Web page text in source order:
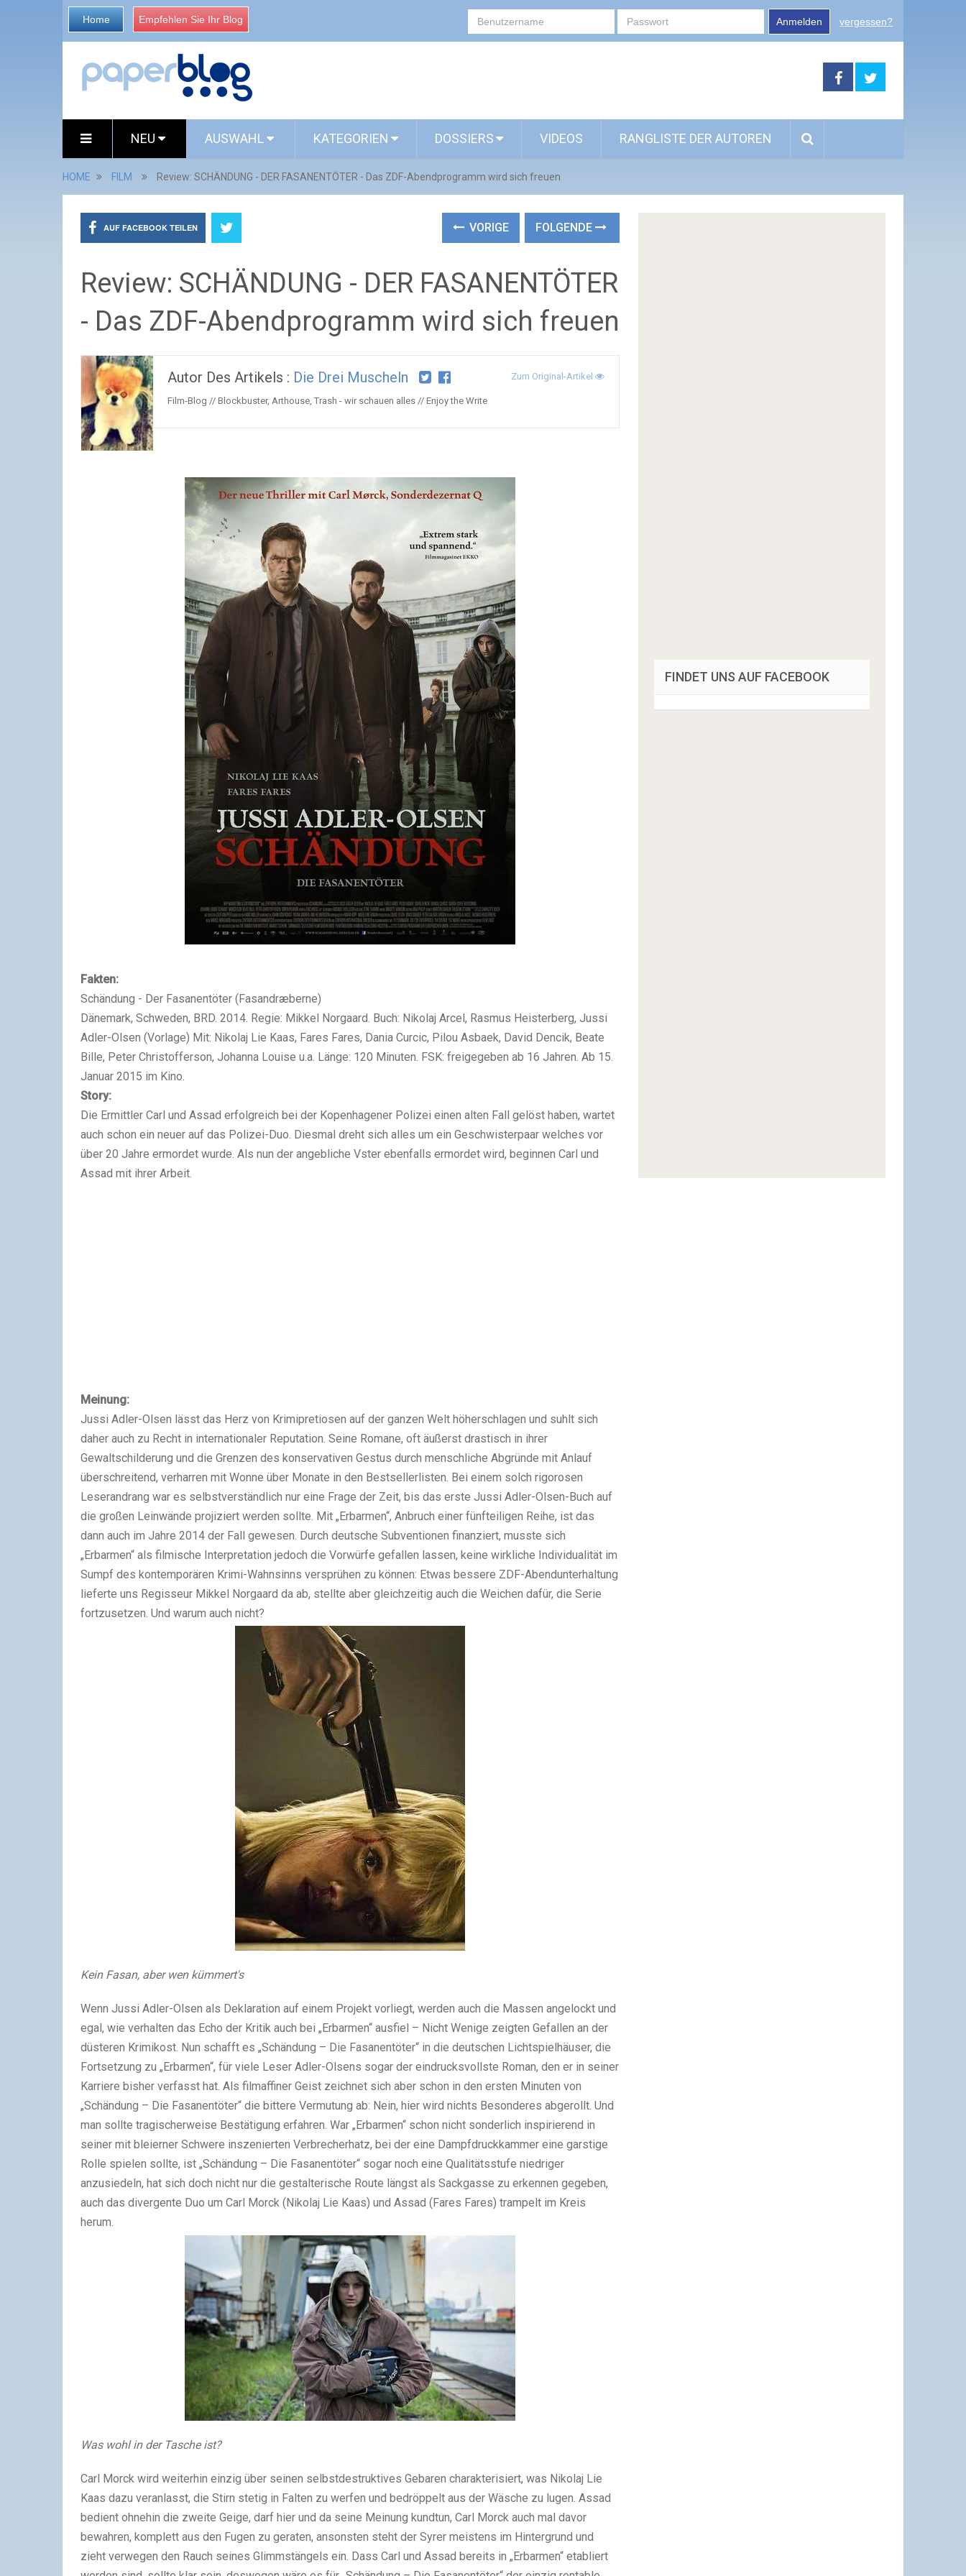
Home Empfehlen Sie Ihr Blog Anmelden vergessen?
NEU AUSWAHL KATEGORIEN DOSSIERS VIDEOS RANGLISTE DER AUTOREN
HOME FILM Review: SCHÄNDUNG - DER FASANENTÖTER - Das ZDF-Abendprogramm wird sich freuen
AUF FACEBOOK TEILEN VORIGE FOLGENDE
Review: SCHÄNDUNG - DER FASANENTÖTER
- Das ZDF-Abendprogramm wird sich freuen
Autor Des Artikels : Die Drei Muscheln Zum Original-Artikel
Film-Blog // Blockbuster, Arthouse, Trash - wir schauen alles // Enjoy the Write
Fakten:
Schändung - Der Fasanentöter (Fasandræberne)
Dänemark, Schweden, BRD. 2014. Regie: Mikkel Norgaard. Buch: Nikolaj Arcel, Rasmus Heisterberg, Jussi
Adler-Olsen (Vorlage) Mit: Nikolaj Lie Kaas, Fares Fares, Dania Curcic, Pilou Asbaek, David Dencik, Beate
Bille, Peter Christofferson, Johanna Louise u.a. Länge: 120 Minuten. FSK: freigegeben ab 16 Jahren. Ab 15.
Januar 2015 im Kino.
Story:
Die Ermittler Carl und Assad erfolgreich bei der Kopenhagener Polizei einen alten Fall gelöst haben, wartet
auch schon ein neuer auf das Polizei-Duo. Diesmal dreht sich alles um ein Geschwisterpaar welches vor
über 20 Jahre ermordet wurde. Als nun der angebliche Vster ebenfalls ermordet wird, beginnen Carl und
Assad mit ihrer Arbeit.
Meinung:
Jussi Adler-Olsen lässt das Herz von Krimipretiosen auf der ganzen Welt höherschlagen und suhlt sich
daher auch zu Recht in internationaler Reputation. Seine Romane, oft äußerst drastisch in ihrer
Gewaltschilderung und die Grenzen des konservativen Gestus durch menschliche Abgründe mit Anlauf
überschreitend, verharren mit Wonne über Monate in den Bestsellerlisten. Bei einem solch rigorosen
Leserandrang war es selbstverständlich nur eine Frage der Zeit, bis das erste Jussi Adler-Olsen-Buch auf
die großen Leinwände projiziert werden sollte. Mit „Erbarmen“, Anbruch einer fünfteiligen Reihe, ist das
dann auch im Jahre 2014 der Fall gewesen. Durch deutsche Subventionen finanziert, musste sich
„Erbarmen“ als filmische Interpretation jedoch die Vorwürfe gefallen lassen, keine wirkliche Individualität im
Sumpf des kontemporären Krimi-Wahnsinns versprühen zu können: Etwas bessere ZDF-Abendunterhaltung
lieferte uns Regisseur Mikkel Norgaard da ab, stellte aber gleichzeitig auch die Weichen dafür, die Serie
fortzusetzen. Und warum auch nicht?
Kein Fasan, aber wen kümmert's
Wenn Jussi Adler-Olsen als Deklaration auf einem Projekt vorliegt, werden auch die Massen angelockt und
egal, wie verhalten das Echo der Kritik auch bei „Erbarmen“ ausfiel – Nicht Wenige zeigten Gefallen an der
düsteren Krimikost. Nun schafft es „Schändung – Die Fasanentöter“ in die deutschen Lichtspielhäuser, die
Fortsetzung zu „Erbarmen“, für viele Leser Adler-Olsens sogar der eindrucksvollste Roman, den er in seiner
Karriere bisher verfasst hat. Als filmaffiner Geist zeichnet sich aber schon in den ersten Minuten von
„Schändung – Die Fasanentöter“ die bittere Vermutung ab: Nein, hier wird nichts Besonderes abgerollt. Und
man sollte tragischerweise Bestätigung erfahren. War „Erbarmen“ schon nicht sonderlich inspirierend in
seiner mit bleierner Schwere inszenierten Verbrecherhatz, bei der eine Dampfdruckkammer eine garstige
Rolle spielen sollte, ist „Schändung – Die Fasanentöter“ sogar noch eine Qualitätsstufe niedriger
anzusiedeln, hat sich doch nicht nur die gestalterische Route längst als Sackgasse zu erkennen gegeben,
auch das divergente Duo um Carl Morck (Nikolaj Lie Kaas) und Assad (Fares Fares) trampelt im Kreis
herum.
Was wohl in der Tasche ist?
Carl Morck wird weiterhin einzig über seinen selbstdestruktives Gebaren charakterisiert, was Nikolaj Lie
Kaas dazu veranlasst, die Stirn stetig in Falten zu werfen und bedröppelt aus der Wäsche zu lugen. Assad
bedient ohnehin die zweite Geige, darf hier und da seine Meinung kundtun, Carl Morck auch mal davor
bewahren, komplett aus den Fugen zu geraten, ansonsten steht der Syrer meistens im Hintergrund und
zieht verwegen den Rauch seines Glimmstängels ein. Dass Carl und Assad bereits in „Erbarmen“ etabliert
FINDET UNS AUF FACEBOOK